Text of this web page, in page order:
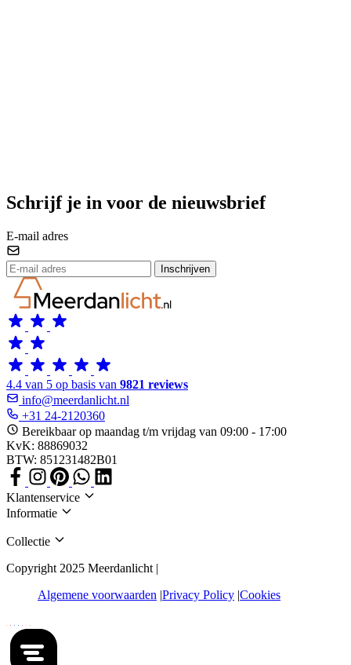
Schrijf je in voor de nieuwsbrief
E-mail adres
Inschrijven
4.4 van 5 op basis van 9821 reviews
info@meerdanlicht.nl
+31 24-2120360
Bereikbaar op maandag t/m vrijdag van 09:00 - 17:00
KvK: 88869032
BTW: 851231482B01
Klantenservice
Informatie
Collectie
Copyright 2025 Meerdanlicht |
Algemene voorwaarden Privacy Policy Cookies